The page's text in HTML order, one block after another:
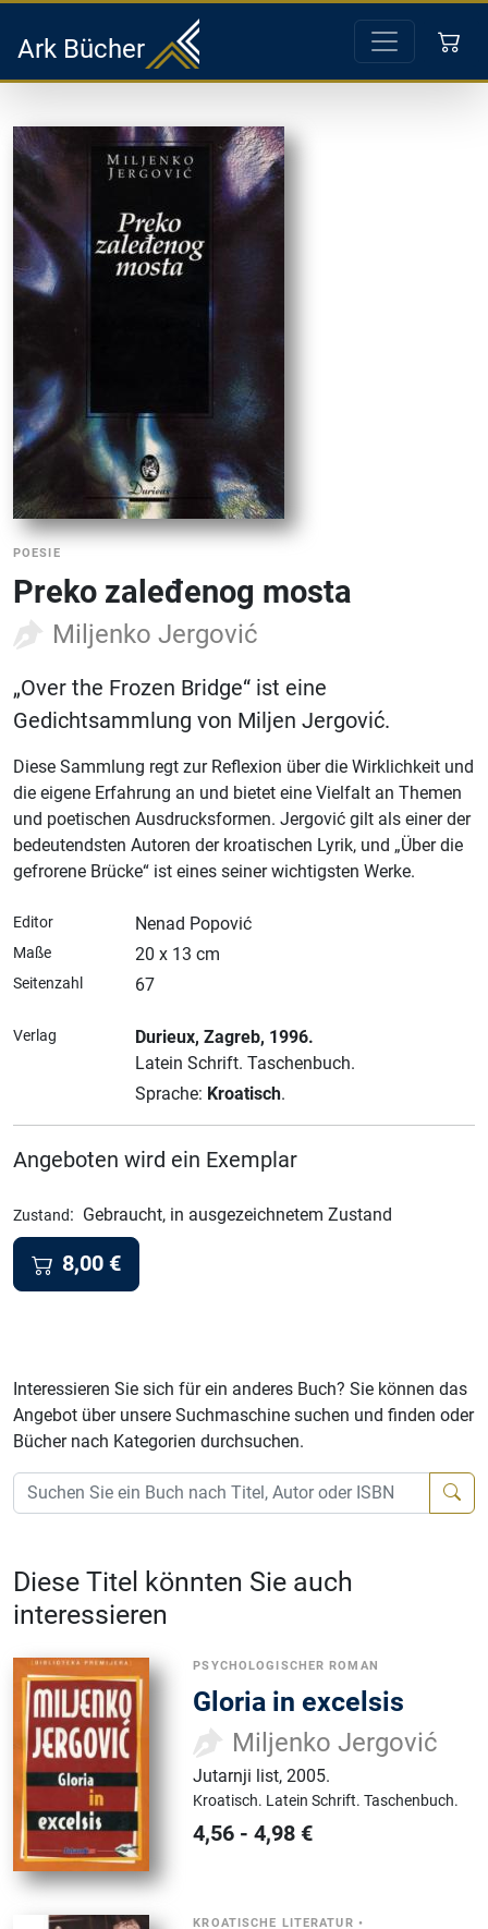
Ark Bücher
POESIE
Preko zaleđenog mosta
Miljenko Jergović
„Over the Frozen Bridge“ ist eine
Gedichtsammlung von Miljen Jergović.
Diese Sammlung regt zur Reflexion über die Wirklichkeit und
die eigene Erfahrung an und bietet eine Vielfalt an Themen
und poetischen Ausdrucksformen. Jergović gilt als einer der
bedeutendsten Autoren der kroatischen Lyrik, und „Über die
gefrorene Brücke“ ist eines seiner wichtigsten Werke.
Editor Nenad Popović
Maße 20 x 13 cm
Seitenzahl 67
Verlag Durieux, Zagreb, 1996.
Latein Schrift. Taschenbuch.
Sprache: Kroatisch.
Angeboten wird ein Exemplar
Zustand: Gebraucht, in ausgezeichnetem Zustand
8,00 €
Interessieren Sie sich für ein anderes Buch? Sie können das
Angebot über unsere Suchmaschine suchen und finden oder
Bücher nach Kategorien durchsuchen.
Diese Titel könnten Sie auch
interessieren
PSYCHOLOGISCHER ROMAN
Gloria in excelsis
Miljenko Jergović
Jutarnji list,2005.
Kroatisch. Latein Schrift.Taschenbuch.
4,56 -4,98 €
KROATISCHE LITERATUR •